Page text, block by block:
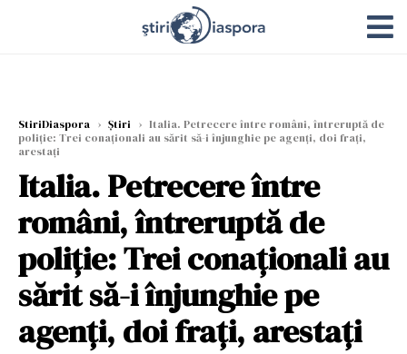
StiriDiaspora › Știri › Italia. Petrecere între români, întreruptă de
poliție: Trei conaționali au sărit să-i înjunghie pe agenți, doi frați,
arestați
Italia. Petrecere între
români, întreruptă de
poliție: Trei conaționali au
sărit să-i înjunghie pe
agenți, doi frați, arestați